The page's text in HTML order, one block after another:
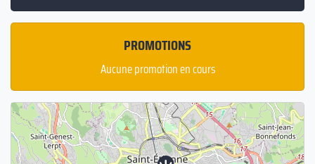
PROMOTIONS
Aucune promotion en cours